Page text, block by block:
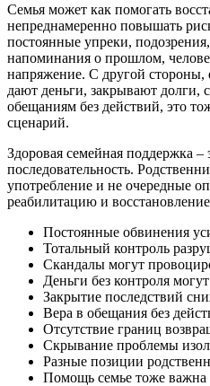
Семья может как помогать
непреднамеренно повышать
постоянные упреки,
напоминания о прошлом,
напряжение. С другой стороны,
дают деньги, закрывают долги,
обещаниям без действий, это
сценарий.
Здоровая семейная поддержка
последовательность.
употребление и не очередные
реабилитацию и
Постоянные обвинения
Тотальный контроль
Скандалы могут
Деньги без контроля
Закрытие последствий
Вера в обещания без
Отсутствие границ
Скрывание проблемы
Разные позиции
Помощь семье тоже важна